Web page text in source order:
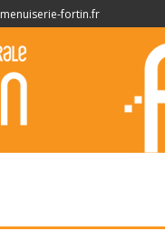
fortin.fr